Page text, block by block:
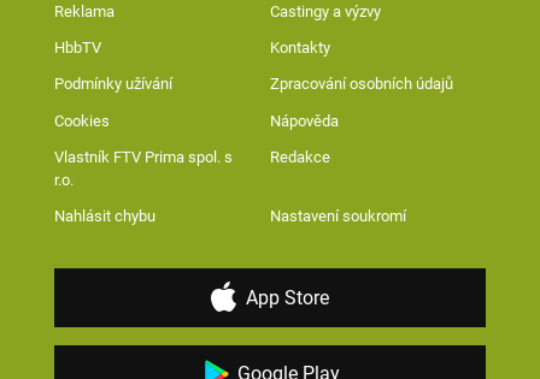
Reklama Castingy a výzvy
HbbTV Kontakty
Podmínky užívání Zpracování osobních údajů
Cookies Nápověda
Vlastník FTV Prima spol. s
r.o.
Redakce
Nahlásit chybu Nastavení soukromí
App Store
Google Play